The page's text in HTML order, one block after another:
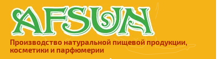
Производство натуральной пищевой продукции,
косметики и парфюмерии